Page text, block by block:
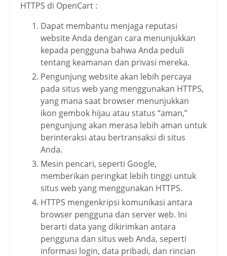
HTTPS di OpenCart :
Dapat membantu menjaga reputasi
website Anda dengan cara menunjukkan
kepada pengguna bahwa Anda peduli
tentang keamanan dan privasi mereka.
Pengunjung website akan lebih percaya
pada situs web yang menggunakan HTTPS,
yang mana saat browser menunjukkan
ikon gembok hijau atau status “aman,”
pengunjung akan merasa lebih aman untuk
berinteraksi atau bertransaksi di situs
Anda.
Mesin pencari, seperti Google,
memberikan peringkat lebih tinggi untuk
situs web yang menggunakan HTTPS.
HTTPS mengenkripsi komunikasi antara
browser pengguna dan server web. Ini
berarti data yang dikirimkan antara
pengguna dan situs web Anda, seperti
informasi login, data pribadi, dan rincian